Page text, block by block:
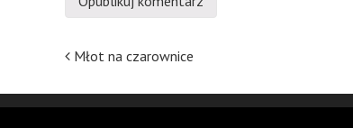
Post
navigation
Młot na czarownice